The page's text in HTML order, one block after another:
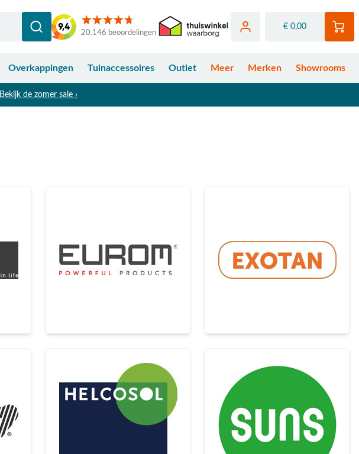
20.146 beoordelingen
€ 0,00
Overkappingen Tuinaccessoires Outlet Meer Merken Showrooms
Bekijk de zomer sale ›